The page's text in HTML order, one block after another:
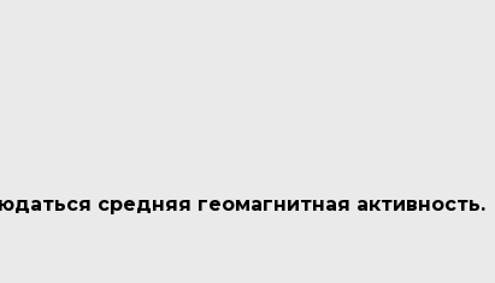
средняя геомагнитная активность.